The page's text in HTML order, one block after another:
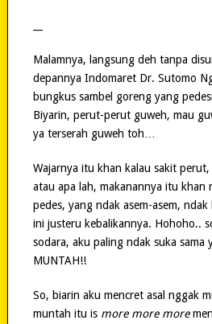
Malamnya, langsung deh tanpa
depannya Indomaret Dr. Sutomo
bungkus sambel goreng yang
Biyarin, perut-perut guweh, mau
ya terserah guweh toh…
Wajarnya itu khan kalau sakit
atau apa lah, makanannya itu khan
pedes, yang ndak asem-asem,
ini justeru kebalikannya. Hohoho..
sodara, aku paling ndak suka sama
MUNTAH!!
So, biarin aku mencret asal nggak
muntah itu is more more more